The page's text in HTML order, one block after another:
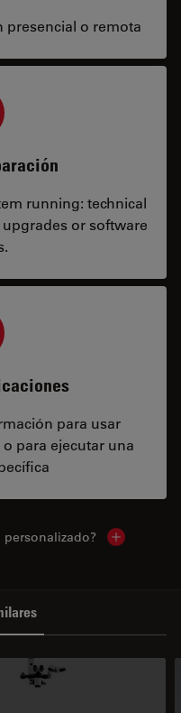
presencial o remota
running: technical
or software
para usar
para ejecutar una
Show local